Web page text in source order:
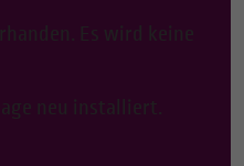
Es wird keine
neu installiert.